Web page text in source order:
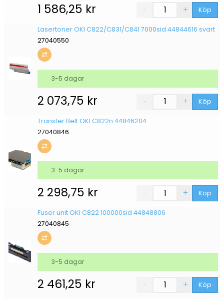
1 586,25 kr Köp
Lasertoner OKI C822/C831/C841 7000sid 44844616 svart
27040550
2 073,75 kr Köp
3-5 dagar
Transfer Belt OKI C822n 44846204
27040846
2 298,75 kr Köp
3-5 dagar
Fuser unit OKI C822 100000sid 44848806
27040845
2 461,25 kr Köp
3-5 dagar